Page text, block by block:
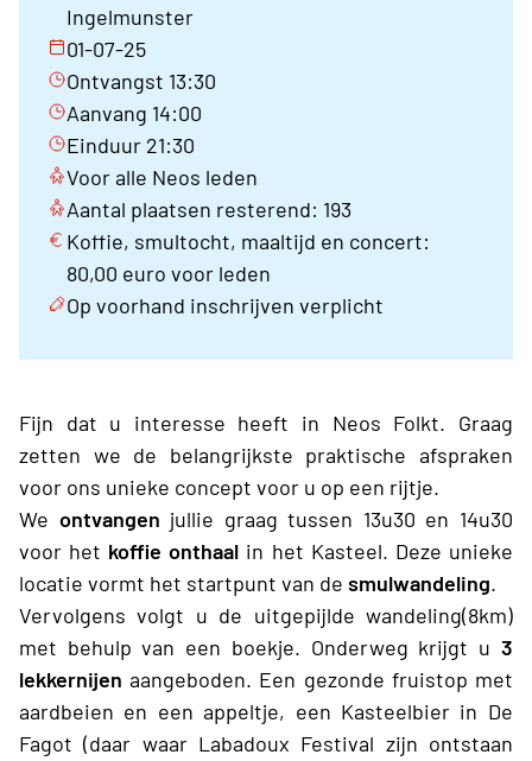
Ingelmunster
01-07-25
Ontvangst 13:30
Aanvang 14:00
Einduur 21:30
Voor alle Neos leden
Aantal plaatsen resterend: 193
Koffie, smultocht, maaltijd en concert:
80,00 euro voor leden
Op voorhand inschrijven verplicht
Fijn dat u interesse heeft in Neos Folkt. Graag
zetten we de belangrijkste praktische afspraken
voor ons unieke concept voor u op een rijtje.
We ontvangen jullie graag tussen 13u30 en 14u30
voor het koffie onthaal in het Kasteel. Deze unieke
locatie vormt het startpunt van de smulwandeling.
Vervolgens volgt u de uitgepijlde wandeling(8km)
met behulp van een boekje. Onderweg krijgt u 3
lekkernijenaangeboden. Een gezonde fruistop met
aardbeien en een appeltje, een Kasteelbier in De
Fagot (daar waar Labadoux Festival zijn ontstaan